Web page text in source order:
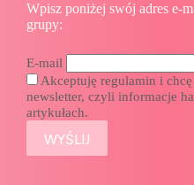
Wpisz poniżej swój adres e-
grupy:
E-mail
Akceptuję regulamin i
newsletter, czyli informacje
artykułach.